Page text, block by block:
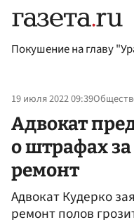
Покушение на главу
19 июля 2022 09:39
Адвокат
о штрафах
ремонт
Адвокат Кудерко
ремонт полов